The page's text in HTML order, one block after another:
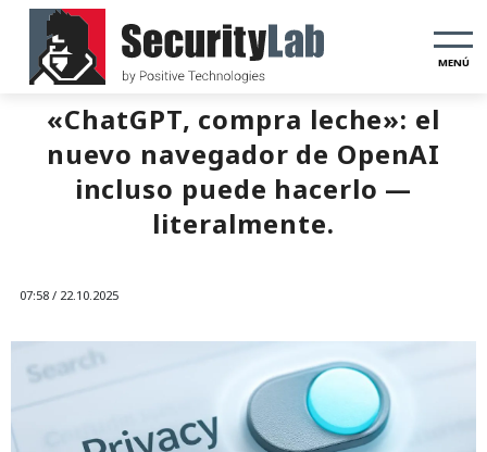
MENÚ
«ChatGPT, compra leche»: el
nuevo navegador de OpenAI
incluso puede hacerlo —
literalmente.
07:58 / 22.10.2025